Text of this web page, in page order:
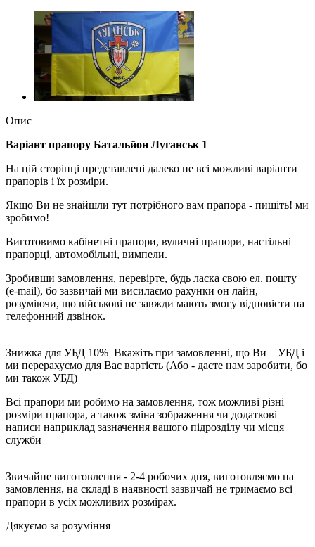
Опис
Варіант прапору Батальйон Луганськ 1
На цій сторінці представлені далеко не всі можливі варіанти
прапорів і їх розміри.
Якщо Ви не знайшли тут потрібного вам прапора - пишіть! ми
зробимо!
Виготовимо кабінетні прапори, вуличні прапори, настільні
прапорці, автомобільні, вимпели.
Зробивши замовлення, перевірте, будь ласка свою ел. пошту
(e-mail), бо зазвичай ми висилаємо рахунки он лайн,
розуміючи, що військові не завжди мають змогу відповісти на
телефонний дзвінок.
Знижка для УБД 10% Вкажіть при замовленні, що Ви – УБД і
ми перерахуємо для Вас вартість (Або - дасте нам заробити, бо
ми також УБД)
Всі прапори ми робимо на замовлення, тож можливі різні
розміри прапора, а також зміна зображення чи додаткові
написи наприклад зазначення вашого підрозділу чи місця
служби
Звичайне виготовлення - 2-4 робочих дня, виготовляємо на
замовлення, на складі в наявності зазвичай не тримаємо всі
прапори в усіх можливих розмірах.
Дякуємо за розуміння